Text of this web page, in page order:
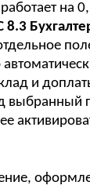
на
8.3
и
выбранный